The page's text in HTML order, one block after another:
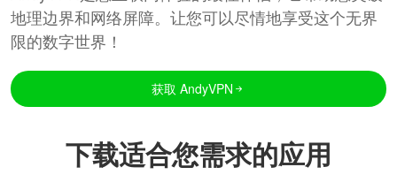
地理边界和网络屏障。让您可以尽情地享受这个无界
限的数字世界！
获取 AndyVPN
下载适合您需求的应用